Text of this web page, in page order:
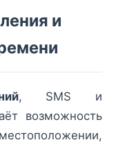
и
, SMS и
возможность